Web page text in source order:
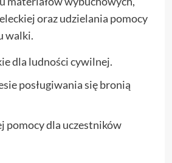
oraz udzielania pomocy
walki.
dla ludności cywilnej.
posługiwania się bronią
pomocy dla uczestników